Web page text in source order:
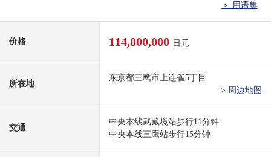
＞ 用语集
价格 114,800,000 日元
所在地
东京都三鹰市上连雀5丁目
> 周边地图
交通
中央本线武藏境站步行11分钟
中央本线三鹰站步行15分钟